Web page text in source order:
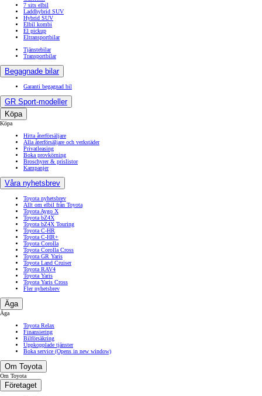
7 sits elbil
Laddhybrid SUV
Hybrid SUV
Elbil kombi
El pickup
Eltransportbilar
Tjänstebilar
Transportbilar
Begagnade bilar
Garanti begagnad bil
GR Sport-modeller
Köpa
Köpa
Hitta återförsäljare
Alla återförsäljare och verkstäder
Privatleasing
Boka provkörning
Broschyrer & prislistor
Kampanjer
Våra nyhetsbrev
Toyota nyhetsbrev
Allt om elbil från Toyota
Toyota Aygo X
Toyota bZ4X
Toyota bZ4X Touring
Toyota C-HR
Toyota C-HR+
Toyota Corolla
Toyota Corolla Cross
Toyota GR Yaris
Toyota Land Cruiser
Toyota RAV4
Toyota Yaris
Toyota Yaris Cross
Fler nyhetsbrev
Äga
Äga
Toyota Relax
Finansiering
Bilförsäkring
Uppkopplade tjänster
Boka service (Opens in new window)
Om Toyota
Om Toyota
Företaget